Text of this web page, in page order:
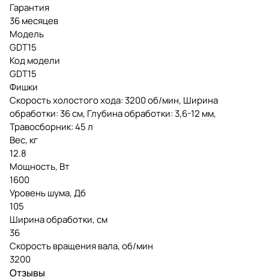
Гарантия
36 месяцев
Модель
GDT15
Код модели
GDT15
Фишки
Скорость холостого хода: 3200 об/мин, Ширина
обработки: 36 см, Глубина обработки: 3,6-12 мм,
Травосборник: 45 л
Вес, кг
12.8
Мощность, Вт
1600
Уровень шума, Дб
105
Ширина обработки, см
36
Скорость вращения вала, об/мин
3200
Отзывы